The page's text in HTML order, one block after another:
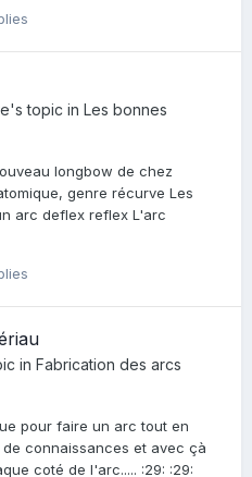
's topic in Les bonnes
longbow de chez
genre récurve Les
arc deflex reflex L'arc
in Fabrication des arcs
pour faire un arc tout en
connaissances et avec çà
coté de l'arc..... :29: :29: